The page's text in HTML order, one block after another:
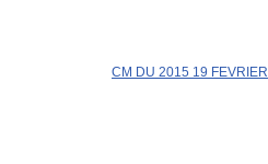
CM DU 2015 19 FEVRIER